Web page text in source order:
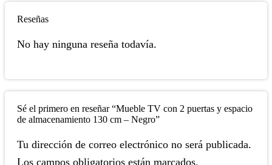
Reseñas
No hay ninguna reseña todavía.
Sé el primero en reseñar “Mueble TV con 2 puertas y espacio
de almacenamiento 130 cm – Negro”
Tu dirección de correo electrónico no será publicada.
Los campos obligatorios están marcados.